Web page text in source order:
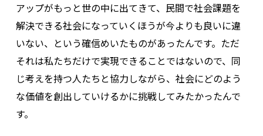
アップがもっと世の中に出てきて、民間で社会課題を
解決できる社会になっていくほうが今よりも良いに違
いない、という確信めいたものがあったんです。ただ
それは私たちだけで実現できることではないので、同
じ考えを持つ人たちと協力しながら、社会にどのよう
な価値を創出していけるかに挑戦してみたかったんで
す。